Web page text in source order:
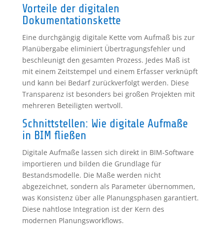
Vorteile der digitalen
Dokumentationskette
Eine durchgängig digitale Kette vom Aufmaß bis zur
Planübergabe eliminiert Übertragungsfehler und
beschleunigt den gesamten Prozess. Jedes Maß ist
mit einem Zeitstempel und einem Erfasser verknüpft
und kann bei Bedarf zurückverfolgt werden. Diese
Transparenz ist besonders bei großen Projekten mit
mehreren Beteiligten wertvoll.
Schnittstellen: Wie digitale Aufmaße
in BIM fließen
Digitale Aufmaße lassen sich direkt in BIM-Software
importieren und bilden die Grundlage für
Bestandsmodelle. Die Maße werden nicht
abgezeichnet, sondern als Parameter übernommen,
was Konsistenz über alle Planungsphasen garantiert.
Diese nahtlose Integration ist der Kern des
modernen Planungsworkflows.